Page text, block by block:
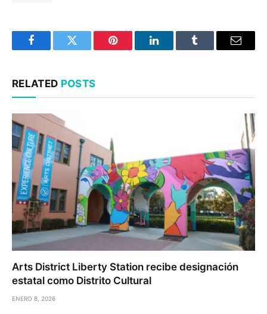
FacebookTwitter Pinterest LinkedInTumblr Email
RELATED POSTS
Arts District Liberty Station recibe designación
estatal como Distrito Cultural
ENERO 8, 2026